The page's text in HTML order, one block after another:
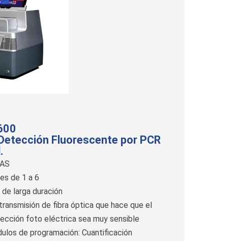
Fluorescente por PCR
de 1 a 6
larga duración
de fibra óptica que hace que el
foto eléctrica sea muy sensible
de programación: Cuantificación